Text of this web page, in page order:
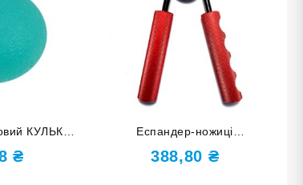
КУЛЬКА
W-Green
₴
Еспандер-ножиці
навантаження 200 lb 200LB-К
388,80 ₴